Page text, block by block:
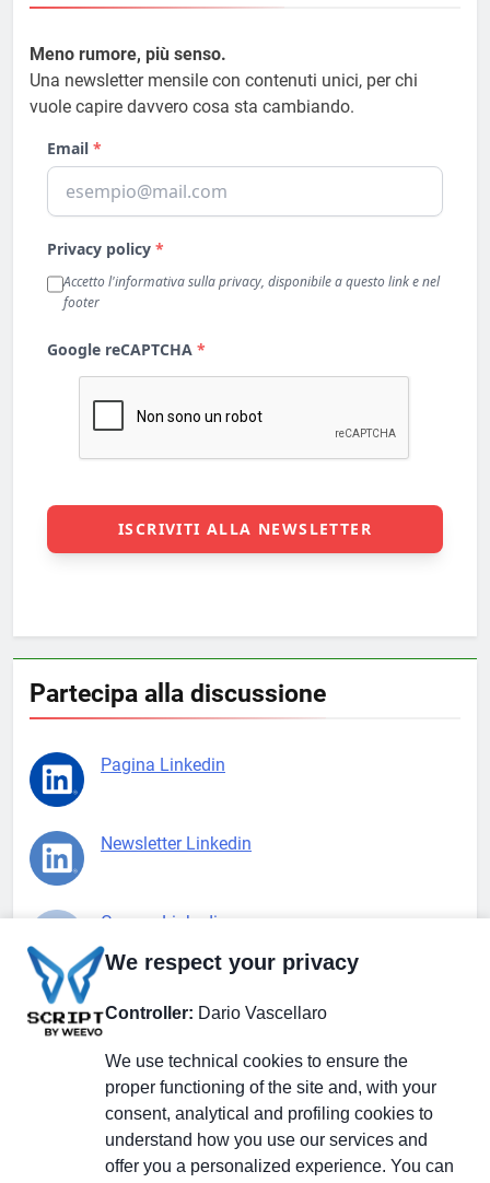
Meno rumore, più senso.
Una newsletter mensile con contenuti unici, per chi
vuole capire davvero cosa sta cambiando.
Partecipa alla discussione
Pagina Linkedin
Newsletter Linkedin
Gruppo Linkedin
Pagina Facebook
X.com
We respect your privacy
Controller: Dario Vascellaro
We use technical cookies to ensure the
proper functioning of the site and, with your
consent, analytical and profiling cookies to
understand how you use our services and
offer you a personalized experience. You can